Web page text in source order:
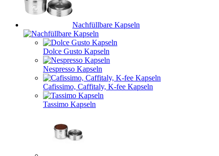
Nachfüllbare Kapseln
Dolce Gusto Kapseln
Nespresso Kapseln
Cafissimo, Caffitaly, K-fee Kapseln
Tassimo Kapseln